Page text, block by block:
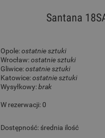
Santana
Opole:ostatnie sztuki
Wrocław:ostatnie sztuki
Gliwice:ostatnie sztuki
Katowice:ostatnie sztuki
Wysyłkowy:brak
W rezerwacji: 0
Dostępność: średnia ilość